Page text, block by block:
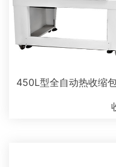
450L型全自动热收缩